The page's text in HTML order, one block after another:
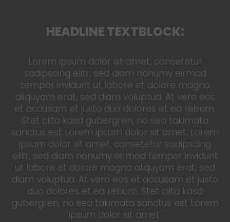
HEADLINE TEXTBLOCK:
Lorem ipsum dolor sit amet, consetetur
sadipscing elitr, sed diam nonumy eirmod
tempor invidunt ut labore et dolore magna
aliquyam erat, sed diam voluptua. At vero eos
et accusam et justo duo dolores et ea rebum.
Stet clita kasd gubergren, no sea takimata
sanctus est Lorem ipsum dolor sit amet. Lorem
ipsum dolor sit amet, consetetur sadipscing
elitr, sed diam nonumy eirmod tempor invidunt
ut labore et dolore magna aliquyam erat, sed
diam voluptua. At vero eos et accusam et justo
duo dolores et ea rebum. Stet clita kasd
gubergren, no sea takimata sanctus est Lorem
ipsum dolor sit amet.